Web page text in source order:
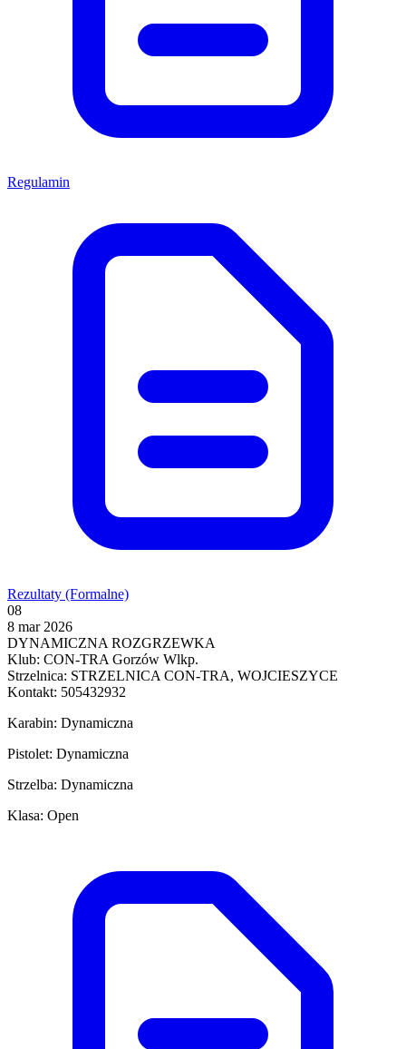
Regulamin
Rezultaty (Formalne)
08
8 mar 2026
DYNAMICZNA ROZGRZEWKA
Klub: CON-TRA Gorzów Wlkp.
Strzelnica: STRZELNICA CON-TRA, WOJCIESZYCE
Kontakt: 505432932
Karabin: Dynamiczna
Pistolet: Dynamiczna
Strzelba: Dynamiczna
Klasa: Open